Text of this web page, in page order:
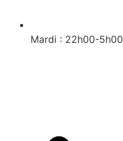
Mardi : 22h00-5h00